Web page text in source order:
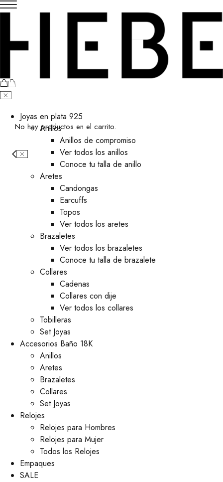
No hay productos en el carrito.
Joyas en plata 925
Anillos
Anillos de compromiso
Ver todos los anillos
Conoce tu talla de anillo
Aretes
⁠Candongas
Earcuffs
Topos
Ver todos los aretes
Brazaletes
Ver todos los brazaletes
Conoce tu talla de brazalete
Collares
Cadenas
Collares con dije
Ver todos los collares
Tobilleras
Set Joyas
Accesorios Baño 18K
Anillos
Aretes
Brazaletes
Collares
Set Joyas
Relojes
Relojes para Hombres
Relojes para Mujer
Todos los Relojes
Empaques
SALE